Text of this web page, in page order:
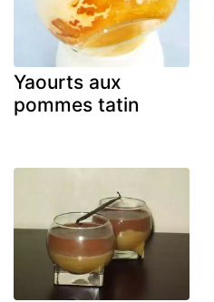
Yaourts aux
pommes tatin